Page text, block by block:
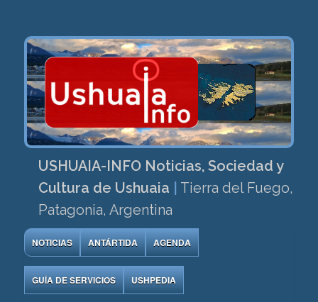
USHUAIA-INFO Noticias, Sociedad y
Cultura de Ushuaia
Tierra del Fuego,
Patagonia, Argentina
NOTICIAS ANTÁRTIDA AGENDA
GUÍA DE SERVICIOS USHPEDIA